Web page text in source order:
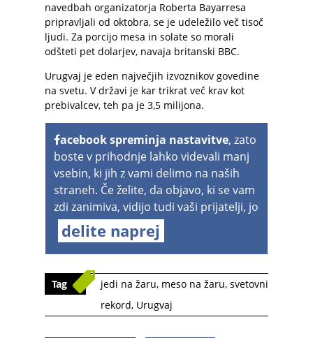
navedbah organizatorja Roberta Bayarresa
pripravljali od oktobra, se je udeležilo več tisoč
ljudi. Za porcijo mesa in solate so morali
odšteti pet dolarjev, navaja britanski BBC.
Urugvaj je eden največjih izvoznikov govedine
na svetu. V državi je kar trikrat več krav kot
prebivalcev, teh pa je 3,5 milijona.
acebook spreminja nastavitve, zato
boste v prihodnje lahko videvali manj
vsebin, ki jih z vami delimo na naših
straneh. Če želite, da objavo, ki se vam
zdi zanimiva, vidijo tudi vaši prijatelji, jo
delite naprej
Tag jedi na žaru, meso na žaru, svetovni
rekord, Urugvaj